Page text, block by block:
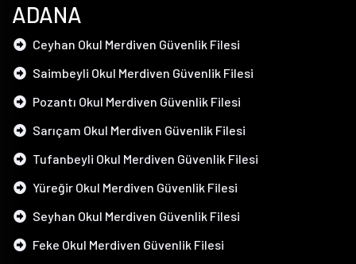
ADANA
Ceyhan Okul Merdiven Güvenlik Filesi
Saimbeyli Okul Merdiven Güvenlik Filesi
Pozantı Okul Merdiven Güvenlik Filesi
Sarıçam Okul Merdiven Güvenlik Filesi
Tufanbeyli Okul Merdiven Güvenlik Filesi
Yüreğir Okul Merdiven Güvenlik Filesi
Seyhan Okul Merdiven Güvenlik Filesi
Feke Okul Merdiven Güvenlik Filesi